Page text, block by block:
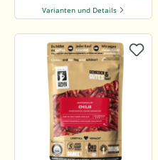
Varianten und Details